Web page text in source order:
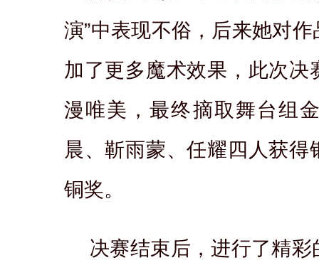
演”中表现不俗，后来她对
加了更多魔术效果，此次决
漫唯美，最终摘取舞台组
晨、靳雨蒙、任耀四人获
铜奖。
决赛结束后，进行了精